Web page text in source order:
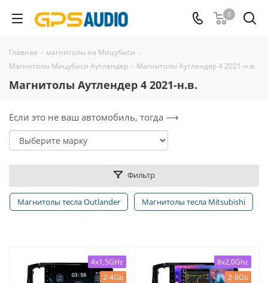
0
Главная - магнитолы на Мицубиси -
Магнитолы Мицубиси Аутлендер - Магнитолы Аутлендер 4 2021-н.в.
Магнитолы Аутлендер 4 2021-н.в.
Если это не ваш автомобиль, тогда ⟶
Фильтр
Магнитолы тесла Outlander Магнитолы тесла Mitsubishi
4x1,5GHz
2-4Gb
8x2,0Ghz
2-8Gb